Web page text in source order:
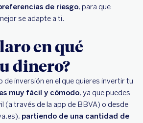
de riesgo, para que
se adapte a ti.
en qué
dinero?
de inversión en el que quieres invertir tu
muy fácil y cómodo, ya que puedes
(a través de la app de BBVA) o desde
partiendo de una cantidad de